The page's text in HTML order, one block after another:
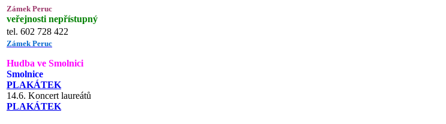
Zámek Peruc
veřejnosti nepřístupný
tel. 602 728 422
Zámek Peruc
Hudba ve Smolnici
Smolnice
PLAKÁTEK
14.6. Koncert laureátů
PLAKÁTEK